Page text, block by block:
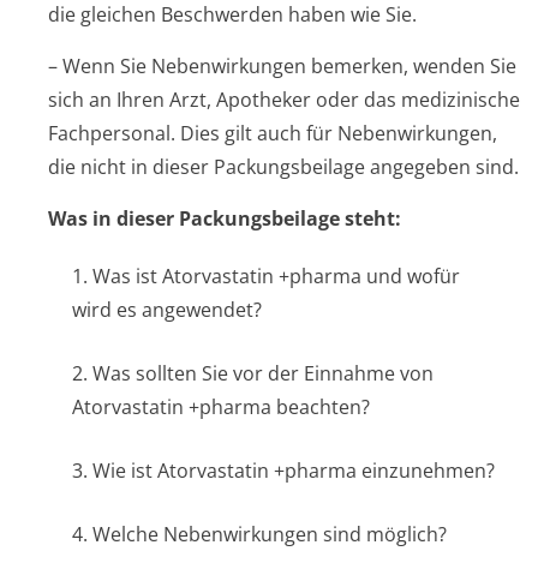
die gleichen Beschwerden haben wie Sie.
– Wenn Sie Nebenwirkungen bemerken, wenden Sie
sich an Ihren Arzt, Apotheker oder das medizinische
Fachpersonal. Dies gilt auch für Nebenwirkungen,
die nicht in dieser Packungsbeilage angegeben sind.
Was in dieser Packungsbeilage steht:
1. Was ist Atorvastatin +pharma und wofür
wird es angewendet?
2. Was sollten Sie vor der Einnahme von
Atorvastatin +pharma beachten?
3. Wie ist Atorvastatin +pharma einzunehmen?
4. Welche Nebenwirkungen sind möglich?